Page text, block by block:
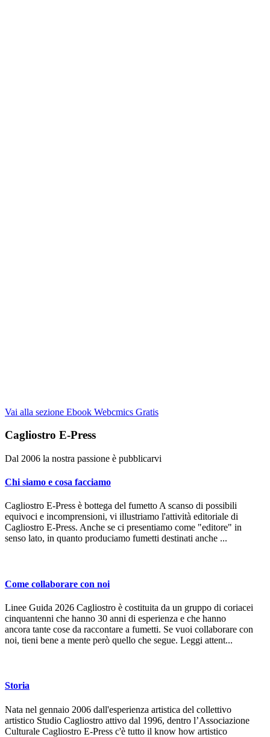
Vai alla sezione Ebook Webcmics Gratis
Cagliostro E-Press
Dal 2006 la nostra passione è pubblicarvi
Chi siamo e cosa facciamo
Cagliostro E-Press è bottega del fumetto A scanso di possibili
equivoci e incomprensioni, vi illustriamo l'attività editoriale di
Cagliostro E-Press. Anche se ci presentiamo come "editore" in
senso lato, in quanto produciamo fumetti destinati anche ...
Come collaborare con noi
Linee Guida 2026 Cagliostro è costituita da un gruppo di coriacei
cinquantenni che hanno 30 anni di esperienza e che hanno
ancora tante cose da raccontare a fumetti. Se vuoi collaborare con
noi, tieni bene a mente però quello che segue. Leggi attent...
Storia
Nata nel gennaio 2006 dall'esperienza artistica del collettivo
artistico Studio Cagliostro attivo dal 1996, dentro l’Associazione
Culturale Cagliostro E-Press c'è tutto il know how artistico